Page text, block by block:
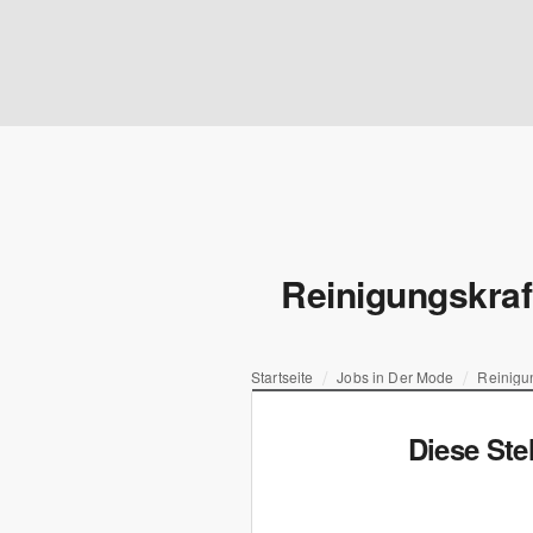
Startseite Jobs in Der Mode
Diese